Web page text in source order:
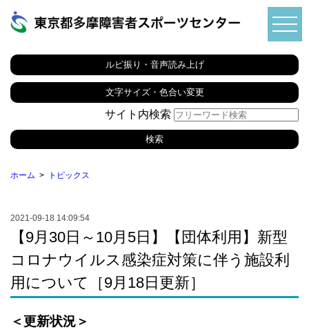
ルビ振り・音声読み上げ
文字サイズ・色合い変更
サイト内検索
ホーム トピックス
2021-09-18 14:09:54
【9月30日～10月5日】【団体利用】新型
コロナウイルス感染症対策に伴う施設利
用について［9月18日更新］
＜更新状況＞